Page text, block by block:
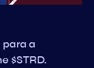
para a
$STRD.